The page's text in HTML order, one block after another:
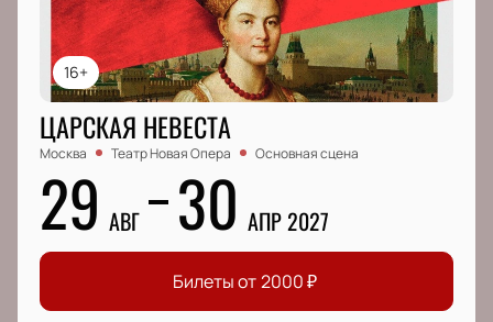
16+
ЦАРСКАЯ НЕВЕСТА
Москва Театр Новая Опера Основная сцена
29 АВГ 30 АПР 2027
Билеты от 2000₽